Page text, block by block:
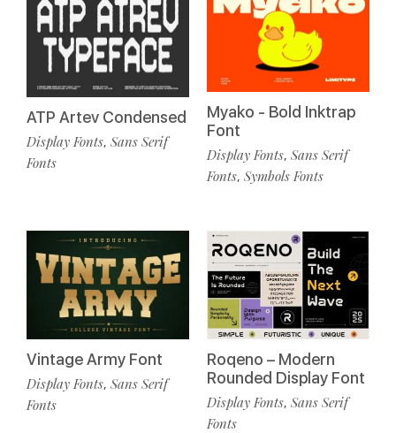
ATP Artev Condensed
Display Fonts, Sans Serif
Fonts
Myako - Bold Inktrap
Font
Display Fonts, Sans Serif
Fonts, Symbols Fonts
Vintage Army Font
Display Fonts, Sans Serif
Fonts
Roqeno – Modern
Rounded Display Font
Display Fonts, Sans Serif
Fonts